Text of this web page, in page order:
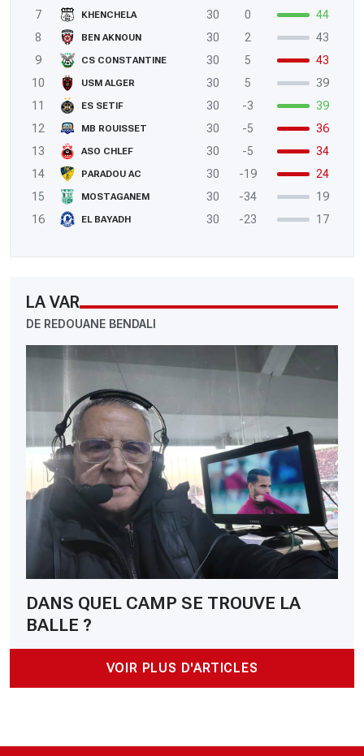
7
KHENCHELA 30 0
44
8
BEN AKNOUN 30 2
43
9
CS CONSTANTINE 30 5
43
10
USM ALGER 30 5
39
11
ES SETIF 30 -3
39
12
MB ROUISSET 30 -5
36
13
ASO CHLEF 30 -5
34
14
PARADOU AC 30 -19
24
15
MOSTAGANEM 30 -34
19
16
EL BAYADH 30 -23 17
LA VAR
DE REDOUANE BENDALI
DANS QUEL CAMP SE TROUVE LA
BALLE ?
VOIR PLUS D'ARTICLES